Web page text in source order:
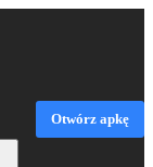
Otwórz apkę